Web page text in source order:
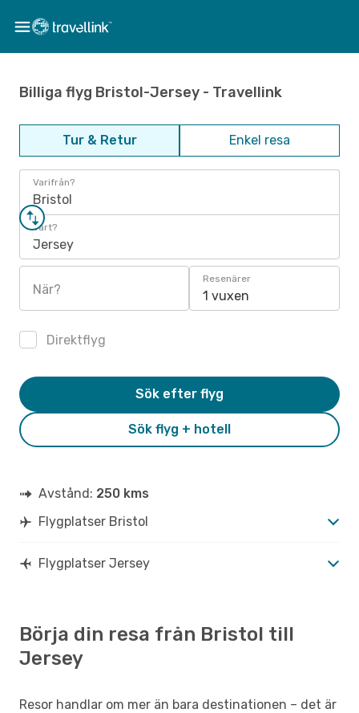
Billiga flyg Bristol-Jersey - Travellink
Tur & Retur Enkel resa
Varifrån?
Bristol
Vart?
Jersey
När?
Resenärer
1 vuxen
Direktflyg
Sök flyg + hotell
Sök efter flyg
Avstånd: 250 kms
Flygplatser Bristol
Flygplatser Jersey
Börja din resa från Bristol till
Jersey
Resor handlar om mer än bara destinationen – det är